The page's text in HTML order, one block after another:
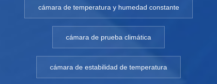
cámara de temperatura y humedad constante
cámara de prueba climática
cámara de estabilidad de temperatura